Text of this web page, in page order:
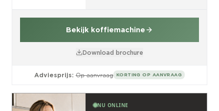
Bekijk koffiemachine
Download brochure
Adviesprijs: Op aanvraag KORTING OP AANVRAAG
NU ONLINE